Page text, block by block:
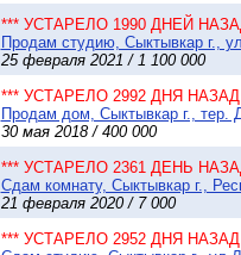
*** УСТАРЕЛО 1990 ДНЕЙ
Продам студию, Сыктывкар г.,
25 февраля 2021 / 1 100 000
*** УСТАРЕЛО 2992 ДНЯ НАЗАД
Продам дом, Сыктывкар г., тер.
30 мая 2018 / 400 000
*** УСТАРЕЛО 2361 ДЕНЬ
Сдам комнату, Сыктывкар г.,
21 февраля 2020 / 7 000
*** УСТАРЕЛО 2952 ДНЯ НАЗАД